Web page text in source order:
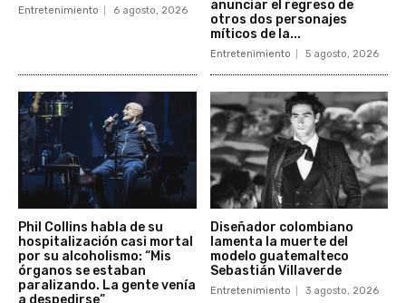
Entretenimiento 6 agosto, 2026
anunciar el regreso de
otros dos personajes
míticos de la...
Entretenimiento 5 agosto, 2026
Phil Collins habla de su
hospitalización casi mortal
por su alcoholismo: “Mis
órganos se estaban
paralizando. La gente venía
Diseñador colombiano
lamenta la muerte del
modelo guatemalteco
Sebastián Villaverde
Entretenimiento 3 agosto, 2026